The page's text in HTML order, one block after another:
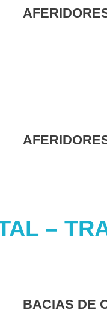
–
BACIAS DE